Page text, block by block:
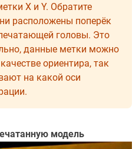
X и Y. Обратите
расположены поперёк
головы. Это
данные метки можно
ориентира, так
на какой оси
модель